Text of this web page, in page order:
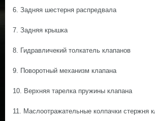
6. Задняя шестерня распредвала
7. Задняя крышка
8. Гидравличекий толкатель клапанов
9. Поворотный механизм клапана
10. Верхняя тарелка пружины клапана
11. Маслоотражательные колпачки стержня